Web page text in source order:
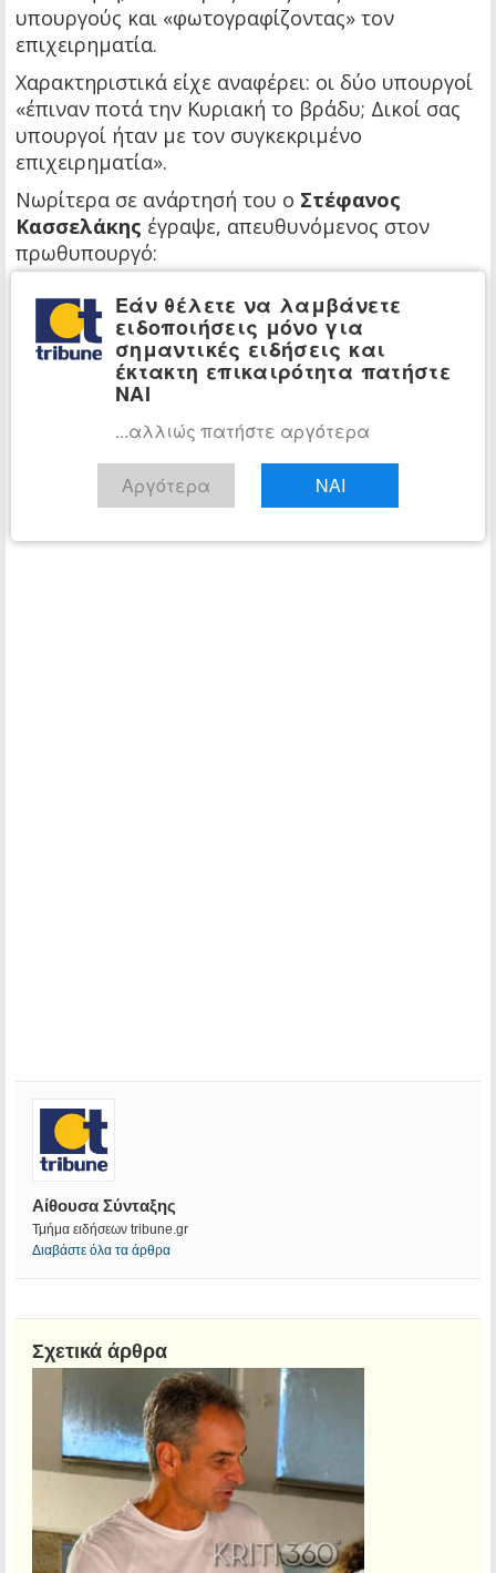
υπουργούς και «φωτογραφίζοντας» τον
επιχειρηματία.
Χαρακτηριστικά είχε αναφέρει: οι δύο υπουργοί
«έπιναν ποτά την Κυριακή το βράδυ; Δικοί σας
υπουργοί ήταν με τον συγκεκριμένο
επιχειρηματία».
Νωρίτερα σε ανάρτησή του ο Στέφανος
Κασσελάκης έγραψε, απευθυνόμενος στον
πρωθυπουργό:
«Τι δουλειά είχαν την Κυριακή το βράδυ οι δύο
πιο στενοί του συνεργάτες (Παπασταύρου –
Μπρατάκος) στο σπίτι του επιχειρηματία που
κατηγορούν ως «οικονομικά συμφέροντα που
θέλουν να μας ρίξουν»;».
Αίθουσα Σύνταξης
Τμήμα ειδήσεων tribune.gr
Διαβάστε όλα τα άρθρα
Σχετικά άρθρα
Εάν θέλετε να λαμβάνετε
ειδοποιήσεις μόνο για
σημαντικές ειδήσεις και
έκτακτη επικαιρότητα πατήστε
ΝΑΙ
...αλλιώς πατήστε αργότερα
Αργότερα ΝΑΙ